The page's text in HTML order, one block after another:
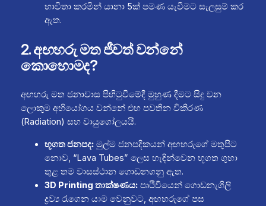
භාවිතා කරමින් යානා 5ක් පමණ යැවීමට සැලසුම් කර
ඇත.
2. අඟහරු මත ජීවත් වන්නේ
කොහොමද?
අඟහරු මත ජනාවාස පිහිටුවීමේදී මුහුණ දීමට සිදු වන
ලොකුම අභියෝගය වන්නේ එහ පවතින විකිරණ
(Radiation) සහ වායුගෝලයයි.
භූගත ජනපද:මුල්ම ජනපදිකයන් අඟහරුගේ මතුපිට
නොව, “Lava Tubes” ලෙස හැඳින්වෙන භූගත ගුහා
තුළ තම වාසස්ථාන ගොඩනගනු ඇත.
3D Printing තාක්ෂණය:පෘථිවියෙන් ගොඩනැගිලි
ද්‍රව්‍ය රැගෙන යාම වෙනුවට, අඟහරුගේ පස